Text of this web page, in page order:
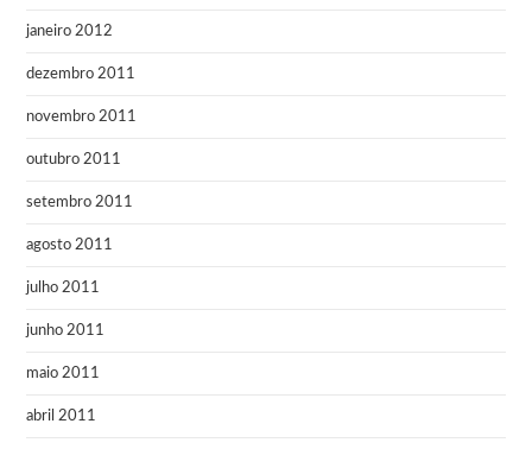
janeiro 2012
dezembro 2011
novembro 2011
outubro 2011
setembro 2011
agosto 2011
julho 2011
junho 2011
maio 2011
abril 2011